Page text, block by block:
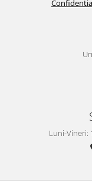
Luni-Vineri: